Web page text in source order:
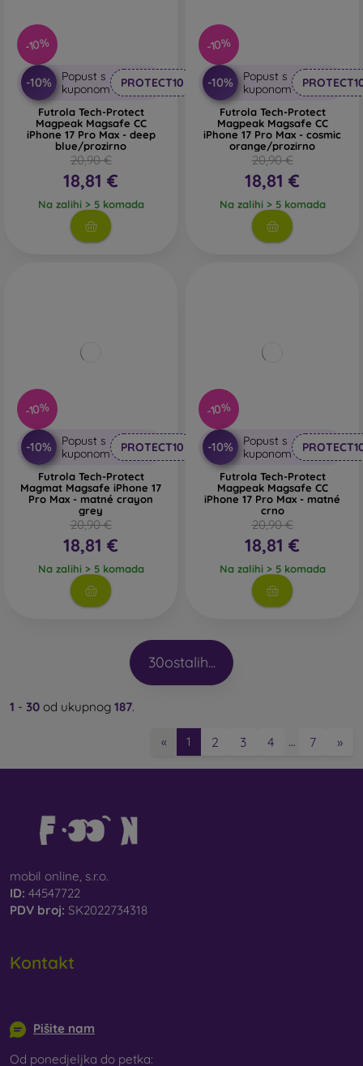
-10%
-10%
Popust s
kuponom
PROTECT10
Futrola Tech-Protect
Magpeak Magsafe CC
iPhone 17 Pro Max - deep
blue/prozirno
20,90 €
18,81 €
Na zalihi > 5 komada
-10%
-10%
Popust s
kuponom
Futrola Tech-Protect
Magpeak Magsafe CC
iPhone 17 Pro Max - cosmic
orange/prozirno
20,90 €
18,81 €
Na zalihi > 5 komada
-10%
-10%
Popust s
kuponom
PROTECT10
Futrola Tech-Protect
Magmat Magsafe iPhone 17
Pro Max - matné crayon
grey
20,90 €
18,81 €
Na zalihi > 5 komada
-10%
-10%
Popust s
kuponom
Futrola Tech-Protect
Magpeak Magsafe CC
iPhone 17 Pro Max - matné
crno
20,90 €
18,81 €
Na zalihi > 5 komada
30ostalih...
1 - 30 od ukupnog 187.
« 1 2 3 4 … 7 »
mobil online, s.r.o.
ID: 44547722
PDV broj: SK2022734318
Kontakt
Pišite nam
Od ponedjeljka do petka: